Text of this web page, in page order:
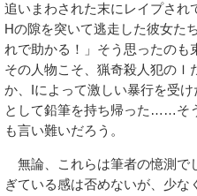
追いまわされた末にレイプされ
Hの隙を突いて逃走した彼女た
れで助かる！」そう思ったのも
その人物こそ、猟奇殺人犯のＩ
か、Iによって激しい暴行を受
として鉛筆を持ち帰った……そ
も言い難いだろう。
無論、これらは筆者の憶測で
ぎている感は否めないが、少な